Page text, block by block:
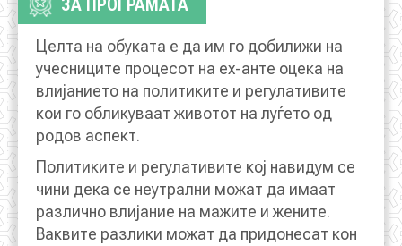
АРХИВА
ИНИЦИЈАТИВИ
ПОСТАПКА
ПОДНЕСИ ИНИЦИЈАТИВА
ПОДДРЖИ ИНИЦИЈАТИВА
ЗА ПРОГРАМАТА
Целта на обуката е да им го добилижи на
учесниците процесот на ех-анте оцека на
влијанието на политиките и регулативите
кои го обликуваат животот на луѓето од
родов аспект.
Политиките и регулативите кој навидум се
чини дека се неутрални можат да имаат
различно влијание на мажите и жените.
Ваквите разлики можат да придонесат кон